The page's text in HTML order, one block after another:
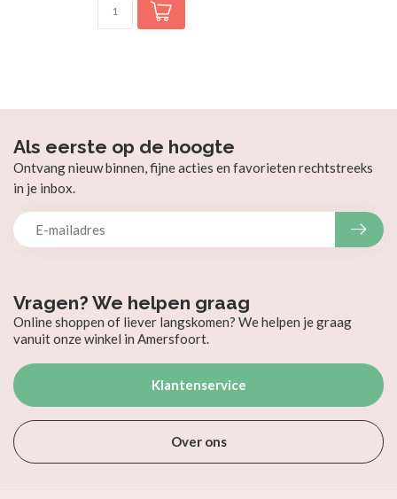
Vragen? We helpen graag
Online shoppen of liever langskomen? We helpen je graag
vanuit onze winkel in Amersfoort.
Klantenservice
Over ons
Als eerste op de hoogte
Ontvang nieuw binnen, fijne acties en favorieten rechtstreeks
in je inbox.